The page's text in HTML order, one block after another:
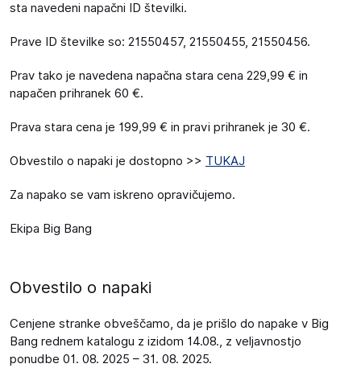
sta navedeni napačni ID številki.
Prave ID številke so: 21550457, 21550455, 21550456.
Prav tako je navedena napačna stara cena 229,99 € in
napačen prihranek 60 €.
Prava stara cena je 199,99 € in pravi prihranek je 30 €.
Obvestilo o napaki je dostopno >> TUKAJ
Za napako se vam iskreno opravičujemo.
Ekipa Big Bang
Obvestilo o napaki
Cenjene stranke obveščamo, da je prišlo do napake v Big
Bang rednem katalogu z izidom 14.08., z veljavnostjo
ponudbe 01. 08. 2025 – 31. 08. 2025.